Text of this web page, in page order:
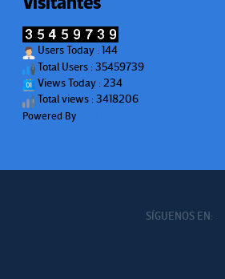
Users Today : 144
Total Users : 35459739
Views Today : 234
Total views : 3418206
Powered By
SÍGUENOS EN: